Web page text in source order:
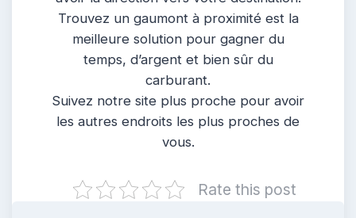
Trouvez un gaumont à proximité est la
meilleure solution pour gagner du
temps, d’argent et bien sûr du
carburant.
Suivez notre site plus proche pour avoir
les autres endroits les plus proches de
vous.
Rate this post